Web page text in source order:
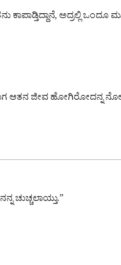
ಕಾಪಾಡ್ತಿದ್ದಾನೆ, ಅದ್ರಲ್ಲಿ ಒಂದೂ
ಆತನ ಜೀವ ಹೋಗಿರೋದನ್ನ
ಚುಚ್ಚಲಾಯ್ತು.”